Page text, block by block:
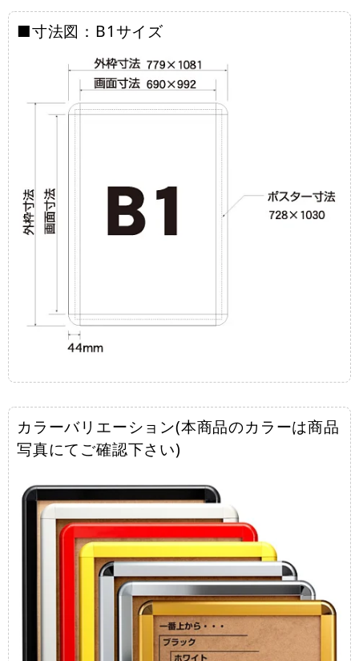
■寸法図：B1サイズ
カラーバリエーション(本商品のカラーは商品
写真にてご確認下さい)